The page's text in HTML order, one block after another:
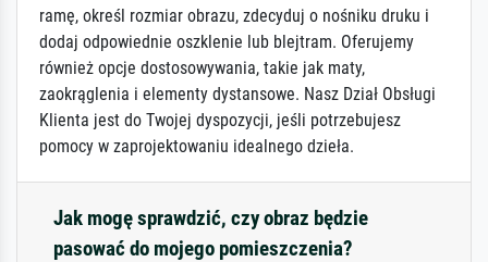
ramę, określ rozmiar obrazu, zdecyduj o nośniku druku i
dodaj odpowiednie oszklenie lub blejtram. Oferujemy
również opcje dostosowywania, takie jak maty,
zaokrąglenia i elementy dystansowe. Nasz Dział Obsługi
Klienta jest do Twojej dyspozycji, jeśli potrzebujesz
pomocy w zaprojektowaniu idealnego dzieła.
Jak mogę sprawdzić, czy obraz będzie
pasować do mojego pomieszczenia?